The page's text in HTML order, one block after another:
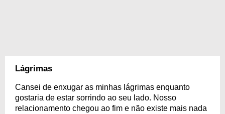
Lágrimas
Cansei de enxugar as minhas lágrimas enquanto
gostaria de estar sorrindo ao seu lado. Nosso
relacionamento chegou ao fim e não existe mais nada